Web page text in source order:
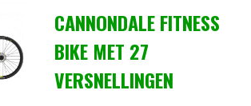
CANNONDALE FITNESS
BIKE MET 27
VERSNELLINGEN